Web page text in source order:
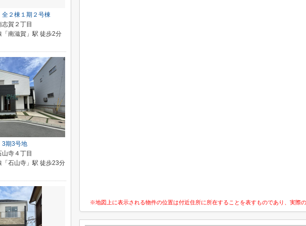
※地図上に表示される物件の位置は付近住所に所在することを表すものであり、実際
２棟１期２号棟
賀２丁目
「南滋賀」駅 徒歩2分
期3号地
寺４丁目
「石山寺」駅 徒歩23分